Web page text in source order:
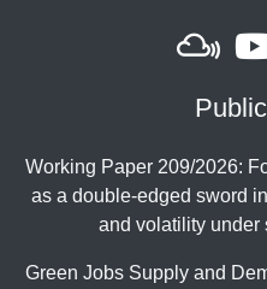
Working Paper 209/2026:
as a double-edged sword
and volatility under
Green Jobs Supply and